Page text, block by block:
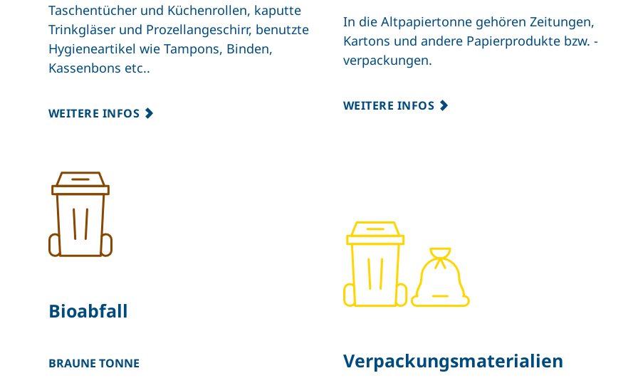
Taschentücher und Küchenrollen, kaputte
Trinkgläser und Prozellangeschirr, benutzte
Hygieneartikel wie Tampons, Binden,
Kassenbons etc..
WEITERE INFOS
In die Altpapiertonne gehören Zeitungen,
Kartons und andere Papierprodukte bzw. -
verpackungen.
WEITERE INFOS
Bioabfall
BRAUNE TONNE Verpackungsmaterialien